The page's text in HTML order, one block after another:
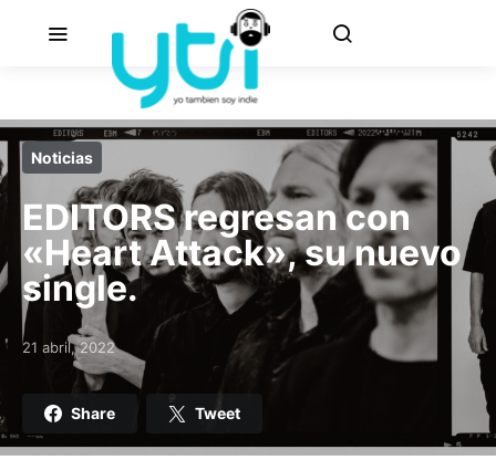
Noticias
EDITORS regresan con
«Heart Attack», su nuevo
single.
Posted on
21 abril, 2022
Share Tweet